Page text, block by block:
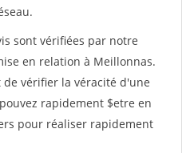
sont vérifiées par notre
en relation à Meillonnas.
vérifier la véracité d'une
rapidement $etre en
pour réaliser rapidement